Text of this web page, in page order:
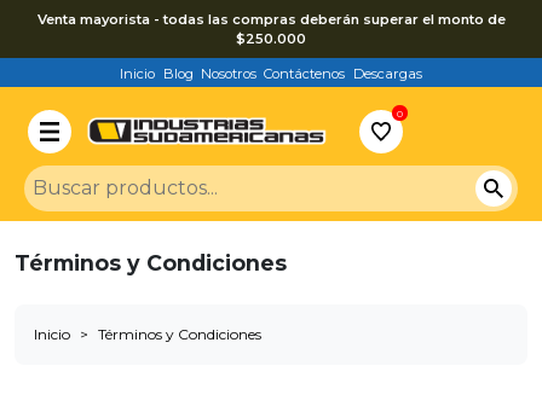
Venta mayorista - todas las compras deberán superar el monto de
$250.000
Inicio Blog Nosotros Contáctenos Descargas
0
Términos y Condiciones
Inicio Términos y Condiciones